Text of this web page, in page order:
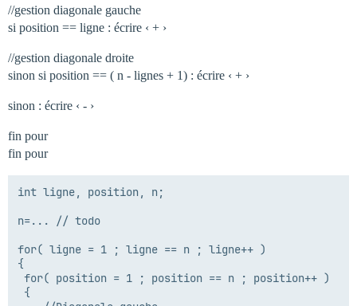
//gestion diagonale gauche
si position == ligne : écrire ‹ + ›
//gestion diagonale droite
sinon si position == ( n - lignes + 1) : écrire ‹ + ›
sinon : écrire ‹ - ›
fin pour
fin pour
int ligne, position, n;
n=... // todo
for( ligne = 1 ; ligne == n ; ligne++ )
{
for( position = 1 ; position == n ; position++ )
{